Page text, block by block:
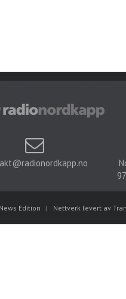
Edition | Nettverk levert av